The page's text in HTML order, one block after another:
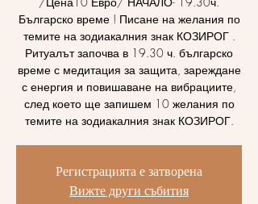
Българско време ! Писане на желания по
темите на зодиакалния знак КОЗИРОГ .
Ритуалът започва в 19.30 ч. българско
време с медитация за защита, зареждане
с енергия и повишаване на вибрациите,
след което ще запишем 10 желания по
темите на зодиакалния знак КОЗИРОГ.
Регистрацията е затворена
Вижте други събития